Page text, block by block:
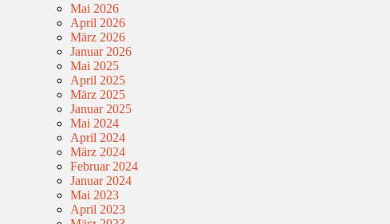
Mai 2026
April 2026
März 2026
Januar 2026
Mai 2025
April 2025
März 2025
Januar 2025
Mai 2024
April 2024
März 2024
Februar 2024
Januar 2024
Mai 2023
April 2023